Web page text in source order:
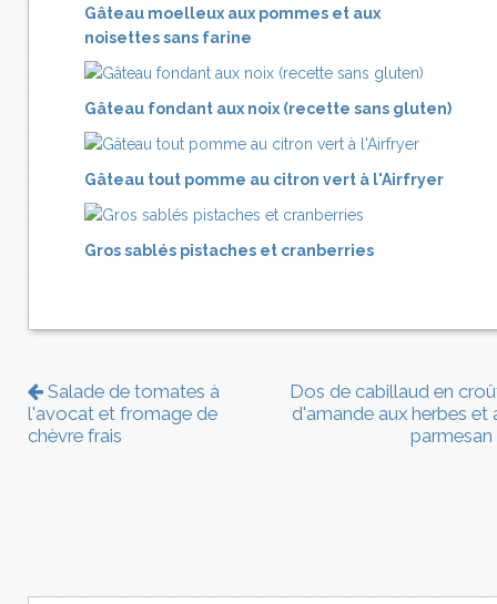
Gâteau moelleux aux pommes et aux
noisettes sans farine
Gâteau fondant aux noix (recette sans gluten)
Gâteau tout pomme au citron vert à l'Airfryer
Gros sablés pistaches et cranberries
Salade de tomates à
l'avocat et fromage de
chèvre frais
Dos de cabillaud en
d'amande aux herbes et
parmesan